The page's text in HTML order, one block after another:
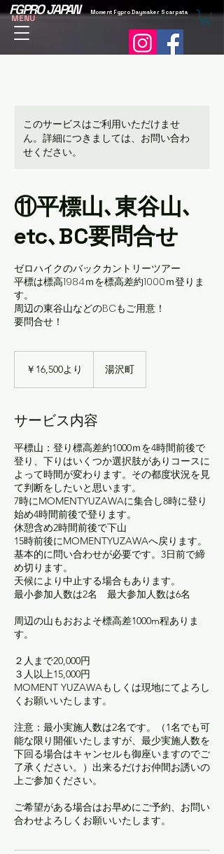
MENU
FGPRO JAPAN Moment Fgpro Daymaker Scarpata
このサービスはご利用いただけませ
ん。詳細につきましては、お問い合わ
せください。
⑪平標山､東谷山､
etc､BC要問合せ
ゼロハイクのバックカントリーツアー
平標は標高1984ｍを標高差約1000ｍ登りま
す。
周辺の東谷山などのBCもご用意！
要問合せ！
￥16,500より 湯沢町
サービス内容
平標山：登り標高差約1000ｍを4時間前後で
登り、下りはいくつか選択肢がありコースに
よって時間が変わります。その都度状況を見
て判断をしたいと思います。
7時にMOMENTYUZAWAに集合し8時に登り
始め4時間前後で登ります。
休憩含め2時間前後で下山
15時前後にMOMENTYUZAWAへ戻ります。
基本的に問い合わせが必要です。3日前で締
め切ります。
天候により中止する場合もあります。
最小参加人数は2名 最大参加人数は6名
周辺の山もおおよそ標高差1000m程ありま
す。
２人まで20,000円
３人以上15,000円
MOMENT YUZAWAもしくは現地にてよろし
くお願いいたします。
注意：最小実施人数は2名です。（1名でも可
能な限り開催いたしますが、最少実施人数を
下回る場合はキャンセルも御座いますのでご
了承ください。）出来るだけお仲間お誘いの
上ご参加ください。
ご希望がある場合はお早めにご予約、お問い
合わせよろしくお願いいたします。